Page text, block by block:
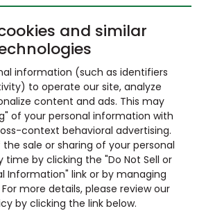
and similar
information (such as identifiers
to operate our site, analyze
content and ads. This may
of your personal information with
context behavioral advertising.
sale or sharing of your personal
by clicking the "Do Not Sell or
Information" link or by managing
more details, please review our
by clicking the link below.